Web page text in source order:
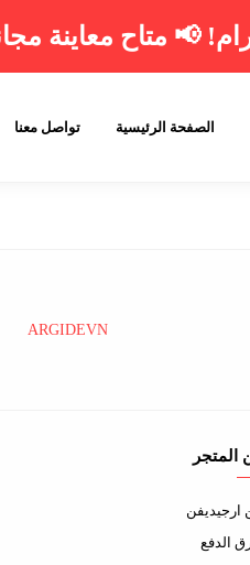
📢 متاح معاينة
الصفحة الرئيسية تواصل معنا
ARGIDEVN
المتجر
ارجيديفن
الدفع